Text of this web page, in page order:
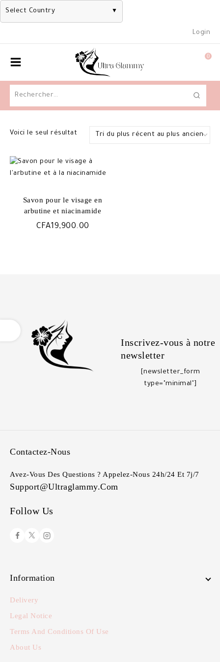
Select Country ▼
Login
0
Voici le seul résultat
Savon pour le visage en
arbutine et niacinamide
CFA19,900.00
Inscrivez-vous à notre
newsletter
[newsletter_form
type="minimal"]
Contactez-Nous
Avez-Vous Des Questions ? Appelez-Nous 24h/24 Et 7j/7
Support@ultraglammy.com
Follow Us
Information
Delivery
Legal Notice
Terms And Conditions Of Use
About Us